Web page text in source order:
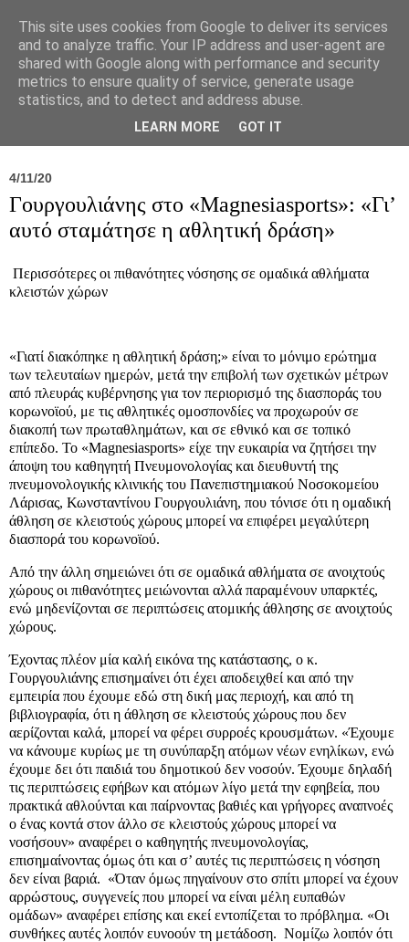
Σύλλογος Ιπποκράτειος
4/11/20
Γουργουλιάνης στο «Magnesiasports»: «Γι’
αυτό σταμάτησε η αθλητική δράση»
Περισσότερες οι πιθανότητες νόσησης σε ομαδικά αθλήματα
κλειστών χώρων
«Γιατί διακόπηκε η αθλητική δράση;» είναι το μόνιμο ερώτημα
των τελευταίων ημερών, μετά την επιβολή των σχετικών μέτρων
από πλευράς κυβέρνησης για τον περιορισμό της διασποράς του
κορωνοϊού, με τις αθλητικές ομοσπονδίες να προχωρούν σε
διακοπή των πρωταθλημάτων, και σε εθνικό και σε τοπικό
επίπεδο. Το «Magnesiasports» είχε την ευκαιρία να ζητήσει την
άποψη του καθηγητή Πνευμονολογίας και διευθυντή της
πνευμονολογικής κλινικής του Πανεπιστημιακού Νοσοκομείου
Λάρισας, Κωνσταντίνου Γουργουλιάνη, που τόνισε ότι η ομαδική
άθληση σε κλειστούς χώρους μπορεί να επιφέρει μεγαλύτερη
διασπορά του κορωνοϊού.
Από την άλλη σημειώνει ότι σε ομαδικά αθλήματα σε ανοιχτούς
χώρους οι πιθανότητες μειώνονται αλλά παραμένουν υπαρκτές,
ενώ μηδενίζονται σε περιπτώσεις ατομικής άθλησης σε ανοιχτούς
χώρους.
Έχοντας πλέον μία καλή εικόνα της κατάστασης, ο κ.
Γουργουλιάνης επισημαίνει ότι έχει αποδειχθεί και από την
εμπειρία που έχουμε εδώ στη δική μας περιοχή, και από τη
βιβλιογραφία, ότι η άθληση σε κλειστούς χώρους που δεν
αερίζονται καλά, μπορεί να φέρει συρροές κρουσμάτων. «Έχουμε
να κάνουμε κυρίως με τη συνύπαρξη ατόμων νέων ενηλίκων, ενώ
έχουμε δει ότι παιδιά του δημοτικού δεν νοσούν. Έχουμε δηλαδή
τις περιπτώσεις εφήβων και ατόμων λίγο μετά την εφηβεία, που
πρακτικά αθλούνται και παίρνοντας βαθιές και γρήγορες αναπνοές
ο ένας κοντά στον άλλο σε κλειστούς χώρους μπορεί να
νοσήσουν» αναφέρει ο καθηγητής πνευμονολογίας,
επισημαίνοντας όμως ότι και σ’ αυτές τις περιπτώσεις η νόσηση
δεν είναι βαριά. «Όταν όμως πηγαίνουν στο σπίτι μπορεί να έχουν
αρρώστους, συγγενείς που μπορεί να είναι μέλη ευπαθών
ομάδων» αναφέρει επίσης και εκεί εντοπίζεται το πρόβλημα. «Οι
συνθήκες αυτές λοιπόν ευνοούν τη μετάδοση. Νομίζω λοιπόν ότι
This site uses cookies from Google to deliver its services
and to analyze traffic. Your IP address and user-agent are
shared with Google along with performance and security
metrics to ensure quality of service, generate usage
statistics, and to detect and address abuse.
LEARN MORE GOT IT